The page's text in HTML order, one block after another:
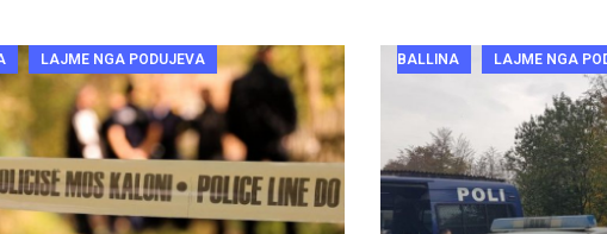
LAJME NGA PODUJEVA BALLINA LAJME NGA